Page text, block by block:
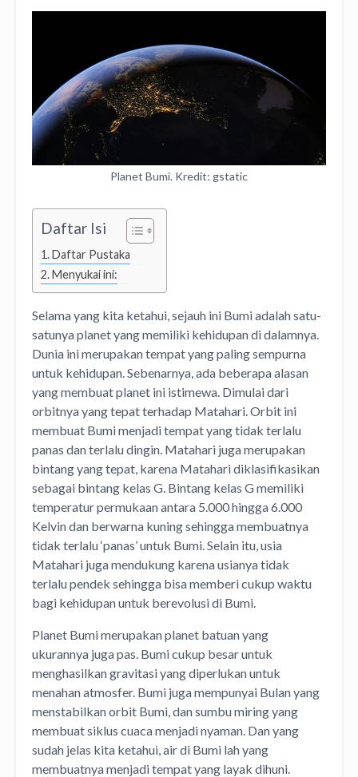
Planet Bumi. Kredit: gstatic
Daftar Isi
Daftar Pustaka
Menyukai ini:
Selama yang kita ketahui, sejauh ini Bumi adalah satu-
satunya planet yang memiliki kehidupan di dalamnya.
Dunia ini merupakan tempat yang paling sempurna
untuk kehidupan. Sebenarnya, ada beberapa alasan
yang membuat planet ini istimewa. Dimulai dari
orbitnya yang tepat terhadap Matahari. Orbit ini
membuat Bumi menjadi tempat yang tidak terlalu
panas dan terlalu dingin. Matahari juga merupakan
bintang yang tepat, karena Matahari diklasifikasikan
sebagai bintang kelas G. Bintang kelas G memiliki
temperatur permukaan antara 5.000 hingga 6.000
Kelvin dan berwarna kuning sehingga membuatnya
tidak terlalu ‘panas’ untuk Bumi. Selain itu, usia
Matahari juga mendukung karena usianya tidak
terlalu pendek sehingga bisa memberi cukup waktu
bagi kehidupan untuk berevolusi di Bumi.
Planet Bumi merupakan planet batuan yang
ukurannya juga pas. Bumi cukup besar untuk
menghasilkan gravitasi yang diperlukan untuk
menahan atmosfer. Bumi juga mempunyai Bulan yang
menstabilkan orbit Bumi, dan sumbu miring yang
membuat siklus cuaca menjadi nyaman. Dan yang
sudah jelas kita ketahui, air di Bumi lah yang
membuatnya menjadi tempat yang layak dihuni.